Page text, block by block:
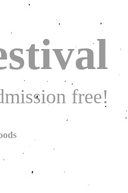
free!